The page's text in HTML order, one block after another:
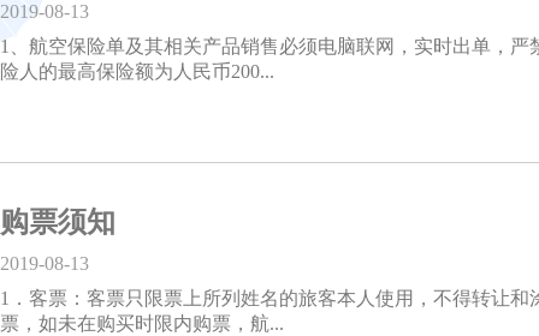
2019-08-13
1、航空保险单及其相关产品销售必须电脑联网，实时出单，
险人的最高保险额为人民币200...
购票须知
2019-08-13
1．客票：客票只限票上所列姓名的旅客本人使用，不得转让
票，如未在购买时限内购票，航...